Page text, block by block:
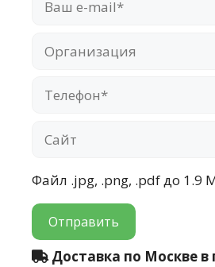
Файл .jpg, .png, .pdf до 1.9
Доставка по Москве